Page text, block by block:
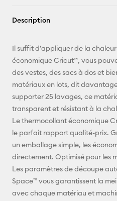
Description
Il suffit d'appliquer de la
économique Cricut™, vous
des vestes, des sacs à dos et
matériaux en lots, dit
supporter 25 lavages, ce
transparent et résistant à la
Le thermocollant économique
le parfait rapport qualité-prix.
un emballage simple, les
directement. Optimisé pour les
Les paramètres de découpe
Space™ vous garantissent la
avec chaque matériau et